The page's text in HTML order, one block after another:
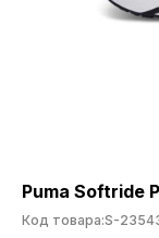
Puma Softride
Код товара:S-